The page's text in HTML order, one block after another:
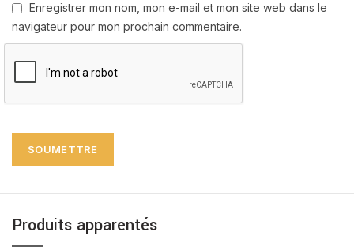
Enregistrer mon nom, mon e-mail et mon site web dans le
navigateur pour mon prochain commentaire.
Produits apparentés